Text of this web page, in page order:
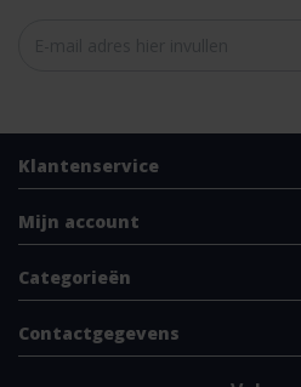
Klantenservice
Mijn account
Categorieën
Contactgegevens